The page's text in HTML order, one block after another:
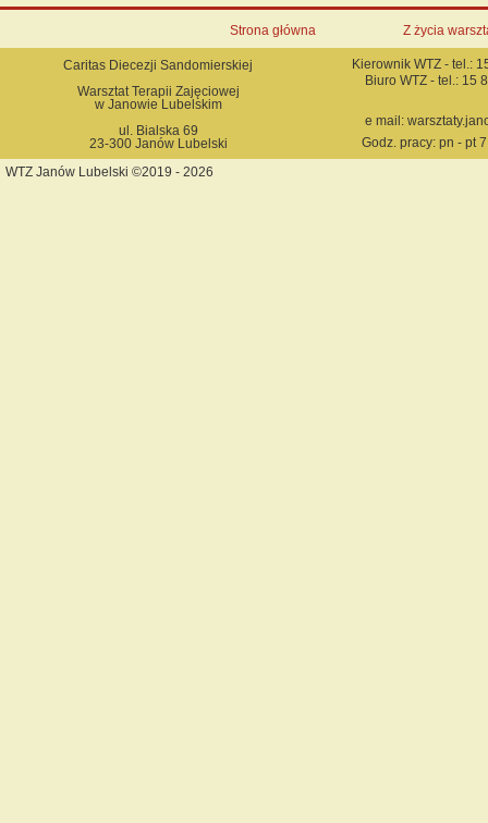
Strona główna Z życia
WTZ Janów Lubelski ©2019 - 2026
Kierownik WTZ - tel.:
Biuro WTZ - tel.: 15
e mail:
Godz. pracy: pn - pt
Caritas Diecezji Sandomierskiej
Warsztat Terapii Zajęciowej
w Janowie Lubelskim
ul. Bialska 69
23-300 Janów Lubelski